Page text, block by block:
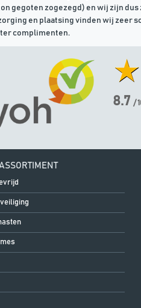
gegoten zogezegd) en wij zijn
en plaatsing vinden wij zeer
complimenten.
8.7 /